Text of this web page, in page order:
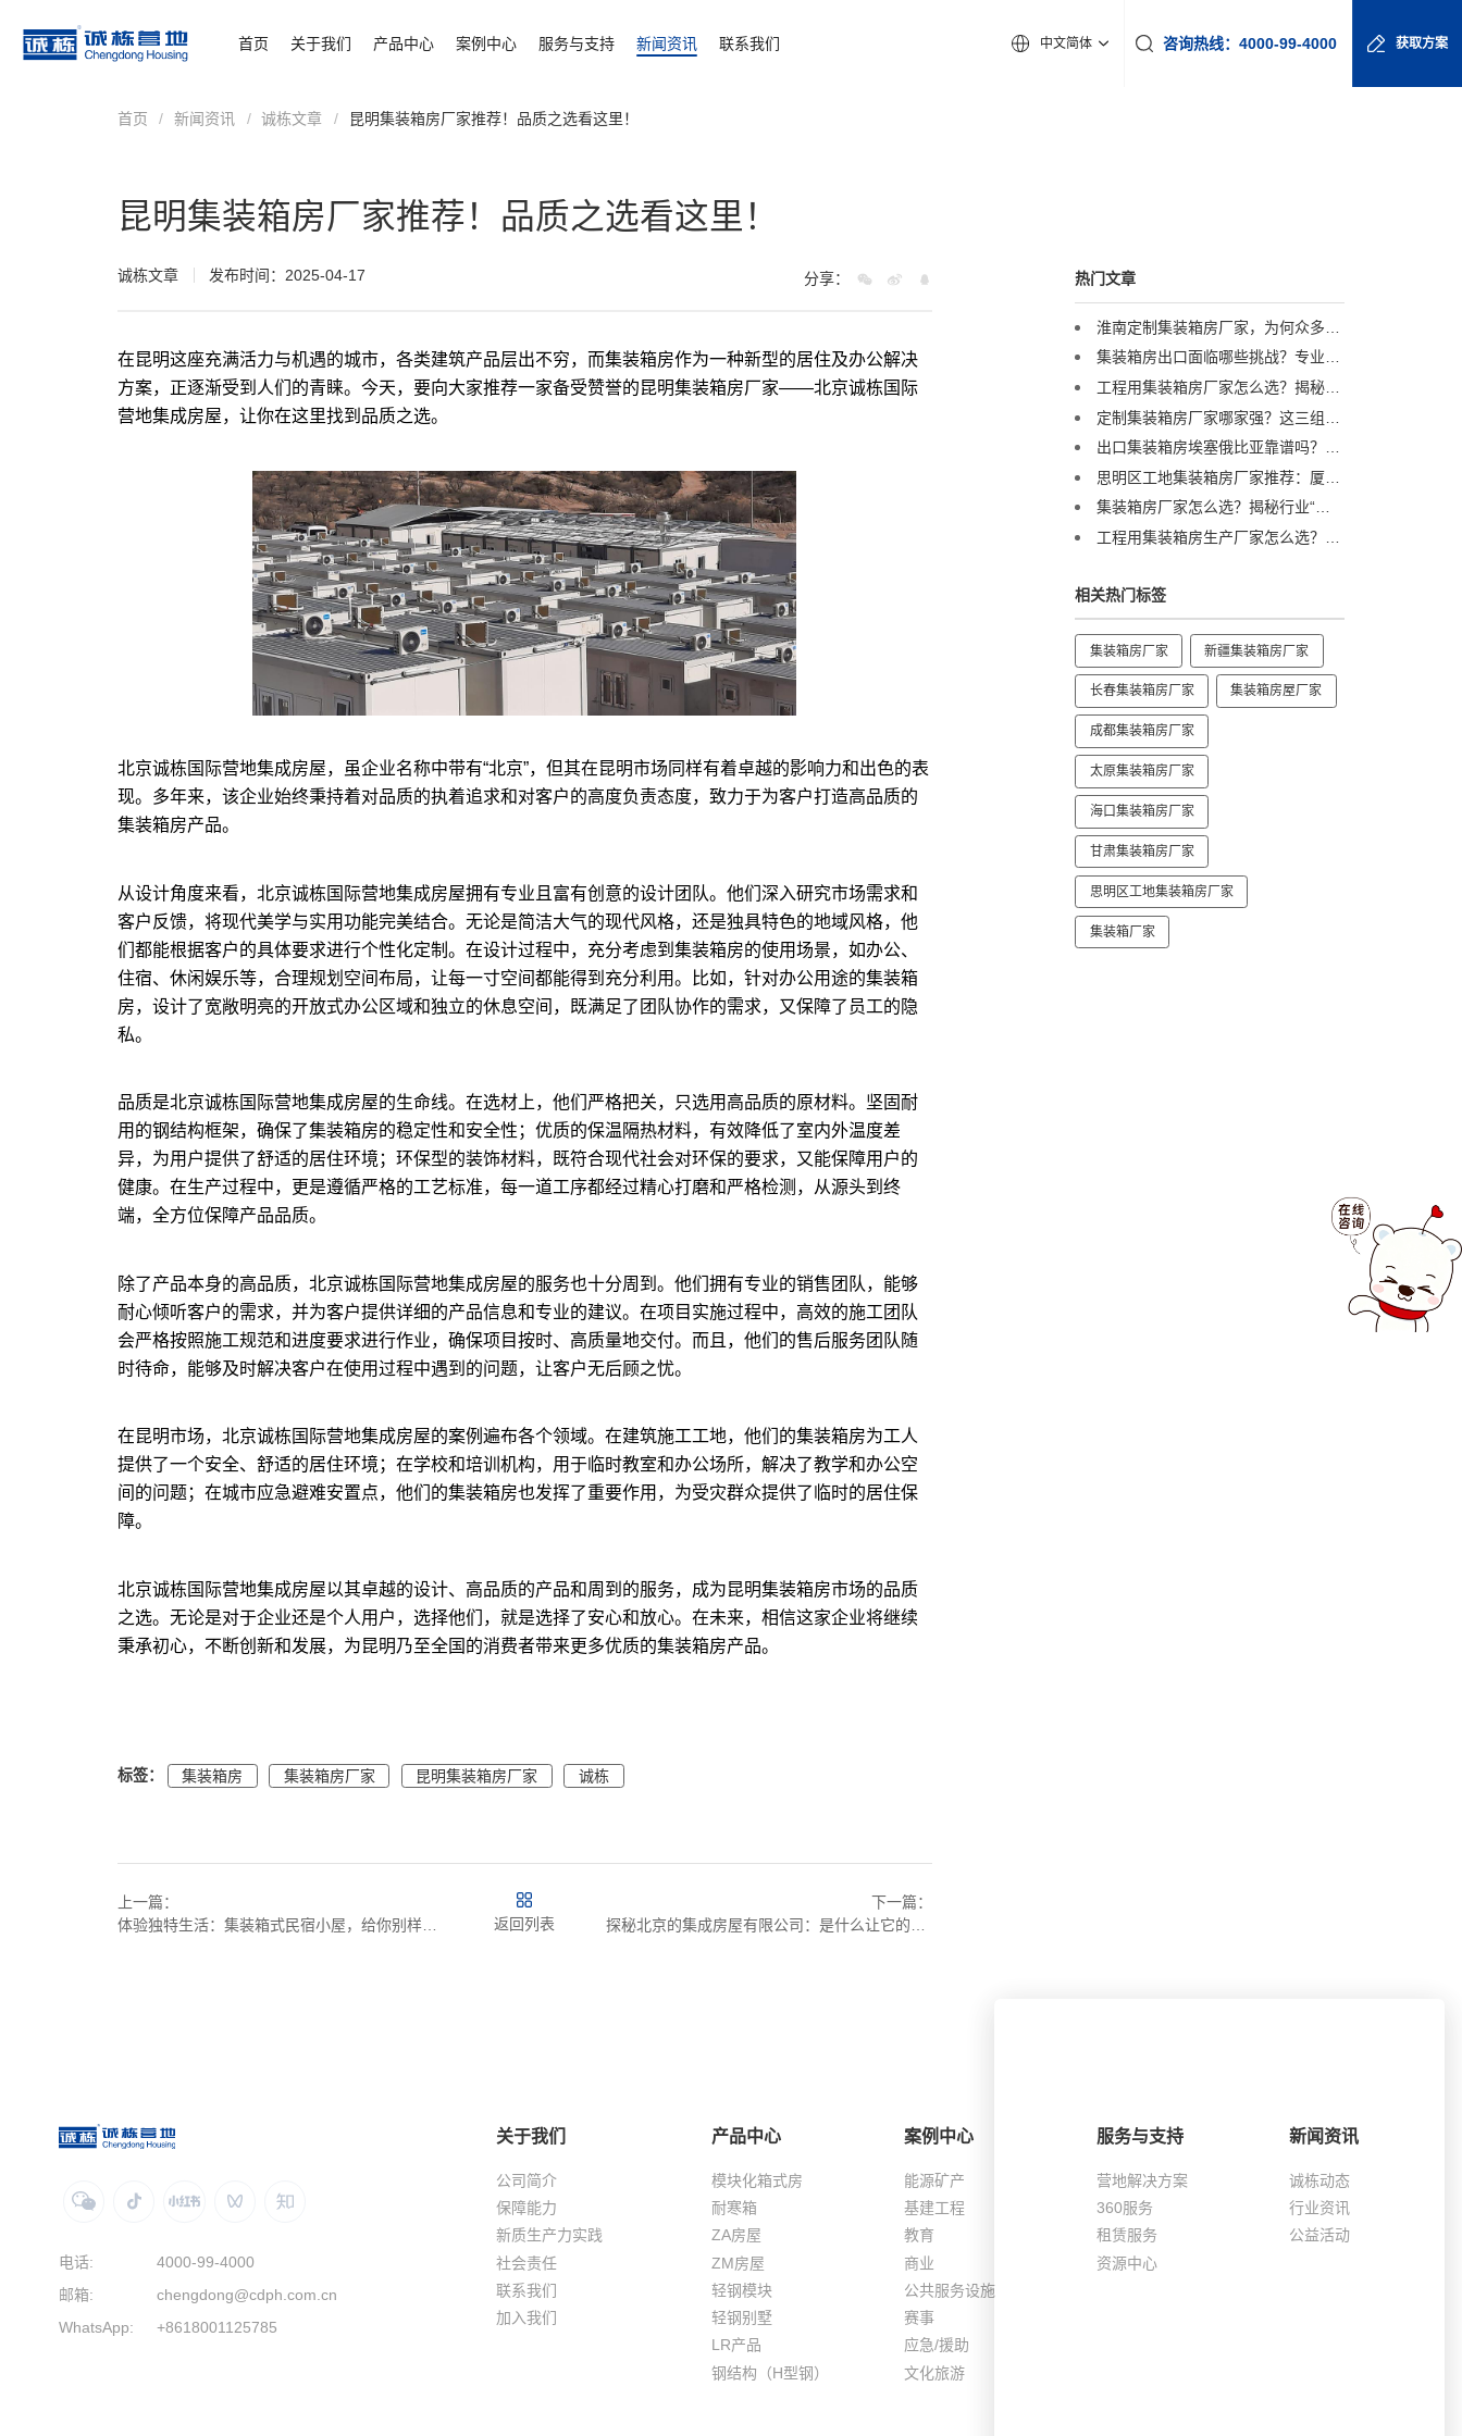
首页 关于我们 产品中心 案例中心 服务与支持 新闻资讯 联系我们 中文简体 咨询热线：4000-99-4000 获取方案
首页 / 新闻资讯 / 诚栋文章 / 昆明集装箱房厂家推荐！品质之选看这里！​
昆明集装箱房厂家推荐！品质之选看这里！​
诚栋文章 发布时间：2025-04-17 分享：
在昆明这座充满活力与机遇的城市，各类建筑产品层出不穷，而集装箱房作为一种新型的居住及办公解决
方案，正逐渐受到人们的青睐。今天，要向大家推荐一家备受赞誉的昆明集装箱房厂家——北京诚栋国际
营地集成房屋，让你在这里找到品质之选。
北京诚栋国际营地集成房屋，虽企业名称中带有“北京”，但其在昆明市场同样有着卓越的影响力和出色的表
现。多年来，该企业始终秉持着对品质的执着追求和对客户的高度负责态度，致力于为客户打造高品质的
集装箱房产品。
从设计角度来看，北京诚栋国际营地集成房屋拥有专业且富有创意的设计团队。他们深入研究市场需求和
客户反馈，将现代美学与实用功能完美结合。无论是简洁大气的现代风格，还是独具特色的地域风格，他
们都能根据客户的具体要求进行个性化定制。在设计过程中，充分考虑到集装箱房的使用场景，如办公、
住宿、休闲娱乐等，合理规划空间布局，让每一寸空间都能得到充分利用。比如，针对办公用途的集装箱
房，设计了宽敞明亮的开放式办公区域和独立的休息空间，既满足了团队协作的需求，又保障了员工的隐
私。
品质是北京诚栋国际营地集成房屋的生命线。在选材上，他们严格把关，只选用高品质的原材料。坚固耐
用的钢结构框架，确保了集装箱房的稳定性和安全性；优质的保温隔热材料，有效降低了室内外温度差
异，为用户提供了舒适的居住环境；环保型的装饰材料，既符合现代社会对环保的要求，又能保障用户的
健康。在生产过程中，更是遵循严格的工艺标准，每一道工序都经过精心打磨和严格检测，从源头到终
端，全方位保障产品品质。
除了产品本身的高品质，北京诚栋国际营地集成房屋的服务也十分周到。他们拥有专业的销售团队，能够
耐心倾听客户的需求，并为客户提供详细的产品信息和专业的建议。在项目实施过程中，高效的施工团队
会严格按照施工规范和进度要求进行作业，确保项目按时、高质量地交付。而且，他们的售后服务团队随
时待命，能够及时解决客户在使用过程中遇到的问题，让客户无后顾之忧。
在昆明市场，北京诚栋国际营地集成房屋的案例遍布各个领域。在建筑施工工地，他们的集装箱房为工人
提供了一个安全、舒适的居住环境；在学校和培训机构，用于临时教室和办公场所，解决了教学和办公空
间的问题；在城市应急避难安置点，他们的集装箱房也发挥了重要作用，为受灾群众提供了临时的居住保
障。
北京诚栋国际营地集成房屋以其卓越的设计、高品质的产品和周到的服务，成为昆明集装箱房市场的品质
之选。无论是对于企业还是个人用户，选择他们，就是选择了安心和放心。在未来，相信这家企业将继续
秉承初心，不断创新和发展，为昆明乃至全国的消费者带来更多优质的集装箱房产品。
标签： 集装箱房 集装箱房厂家 昆明集装箱房厂家 诚栋
上一篇：
体验独特生活：集装箱式民宿小屋，给你别样的居住感受
返回列表
下一篇：
热门文章
集装箱房出口面临哪些挑战？专业集装箱房出口流程与解决方案全解析
集装箱房厂家怎么选？揭秘行业“隐形冠军”的硬核实力
相关热门标签
集装箱房厂家 新疆集装箱房厂家
长春集装箱房厂家 集装箱房屋厂家
成都集装箱房厂家
太原集装箱房厂家
海口集装箱房厂家
甘肃集装箱房厂家
思明区工地集装箱房厂家
集装箱厂家
电话:
4000-99-4000
邮箱:
chengdong@cdph.com.cn
WhatsApp:
+8618001125785
关于我们
公司简介
保障能力
新质生产力实践
社会责任
联系我们
加入我们
产品中心
模块化箱式房
耐寒箱
ZA房屋
ZM房屋
轻钢模块
轻钢别墅
LR产品
钢结构（H型钢）
案例中心
能源矿产
基建工程
教育
商业
公共服务设施
赛事
应急/援助
文化旅游
服务与支持
营地解决方案
360服务
租赁服务
资源中心
新闻资讯
诚栋动态
行业资讯
公益活动